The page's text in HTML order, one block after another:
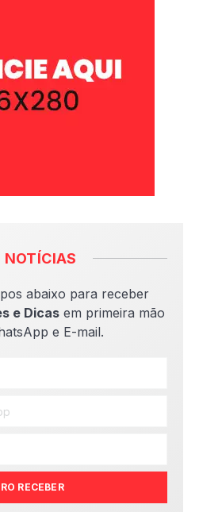
NOTÍCIAS
abaixo para receber
e Dicasem primeira mão
e E-mail.
RECEBER